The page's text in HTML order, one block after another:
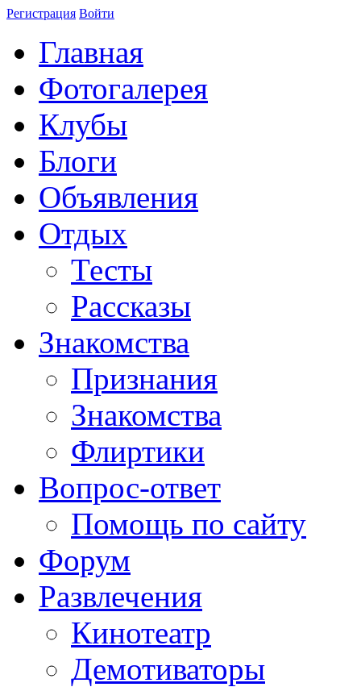
Регистрация Войти
Главная
Фотогалерея
Клубы
Блоги
Объявления
Отдых
Тесты
Рассказы
Знакомства
Признания
Знакомства
Флиртики
Вопрос-ответ
Помощь по сайту
Форум
Развлечения
Кинотеатр
Демотиваторы